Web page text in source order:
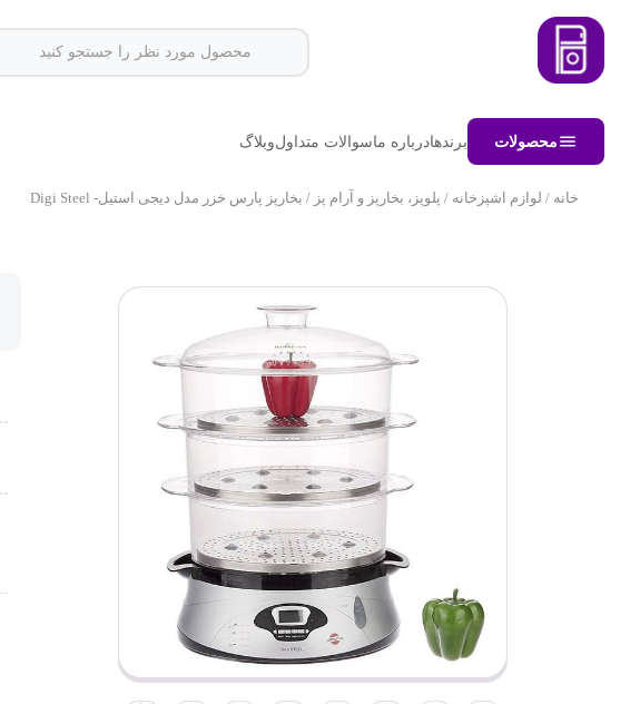
محصولات برندهادرباره ماسوالات متداولوبلاگ
خانه / لوازم اشپزخانه / پلوپز، بخارپز و آرام پز / بخارپز پارس خزر مدل دیجی استیل- Digi Steel